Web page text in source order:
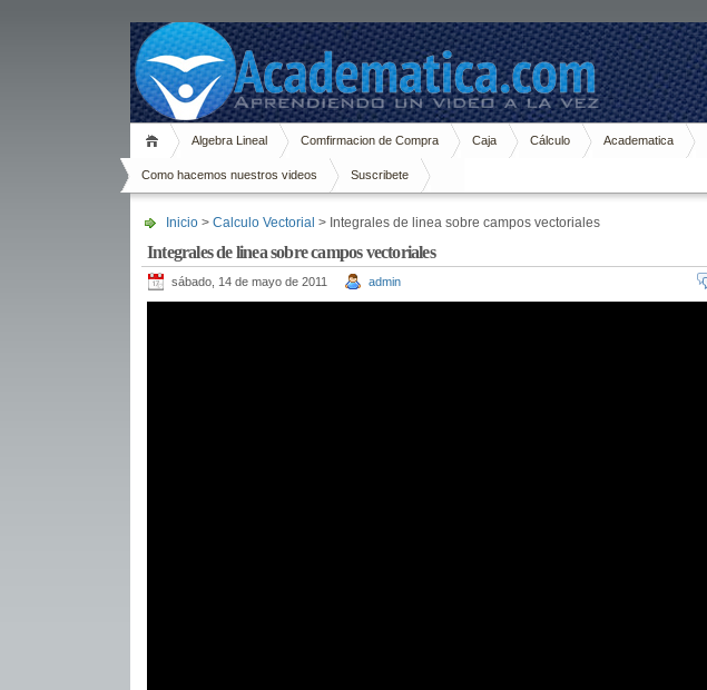
Algebra Lineal Comfirmacion de Compra Caja Cálculo Academatica
Como hacemos nuestros videos Suscribete
Inicio > Calculo Vectorial > Integrales de linea sobre campos vectoriales
Integrales de linea sobre campos vectoriales
sábado, 14 de mayo de 2011 admin